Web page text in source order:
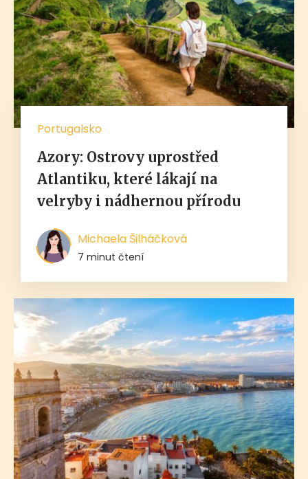
Portugalsko
Azory: Ostrovy uprostřed
Atlantiku, které lákají na
velryby i nádhernou přírodu
Michaela Šilháčková
7 minut čtení